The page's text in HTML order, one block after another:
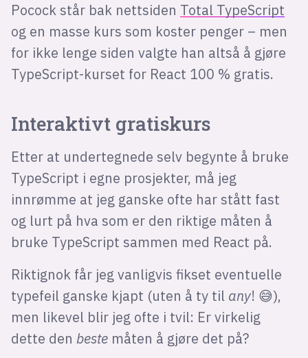
Pocock står bak nettsiden Total TypeScript
og en masse kurs som koster penger – men
for ikke lenge siden valgte han altså å gjøre
TypeScript-kurset for React 100 % gratis.
Interaktivt gratiskurs
Etter at undertegnede selv begynte å bruke
TypeScript i egne prosjekter, må jeg
innrømme at jeg ganske ofte har stått fast
og lurt på hva som er den riktige måten å
bruke TypeScript sammen med React på.
Riktignok får jeg vanligvis fikset eventuelle
typefeil ganske kjapt (uten å ty til any! 😅),
men likevel blir jeg ofte i tvil: Er virkelig
dette den bestemåten å gjøre det på?